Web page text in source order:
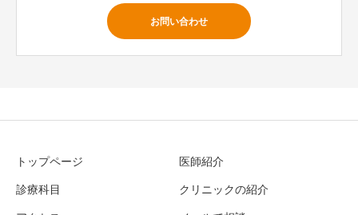
お問い合わせ
トップページ 医師紹介
診療科目 クリニックの紹介